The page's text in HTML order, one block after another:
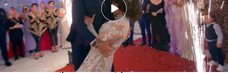
La Rebe quería que todo fuera perfecto y Jose
y ella acudieron a una escuela de baile en
Madrid
Una pareja de bailarines les iba a ayudar con la